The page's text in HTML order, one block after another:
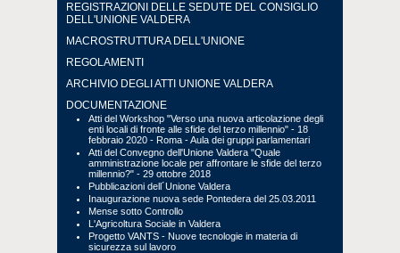
REGISTRAZIONI DELLE SEDUTE DEL CONSIGLIO
DELL'UNIONE VALDERA
MACROSTRUTTURA DELL'UNIONE
REGOLAMENTI
ARCHIVIO DEGLI ATTI UNIONE VALDERA
DOCUMENTAZIONE
Atti del Workshop "Verso una nuova articolazione degli
enti locali di fronte alle sfide del terzo millennio" - 18
febbraio 2020 - Roma - Aula dei gruppi parlamentari
Atti del Convegno dell'Unione Valdera "Quale
amministrazione locale per affrontare le sfide del terzo
millennio?" - 29 ottobre 2018
Pubblicazioni dell´Unione Valdera
Inaugurazione nuova sede Pontedera del 25.03.2011
Mense sotto Controllo
L'Agricoltura Sociale in Valdera
Progetto VANTS - Nuove tecnologie in materia di
sicurezza sul lavoro